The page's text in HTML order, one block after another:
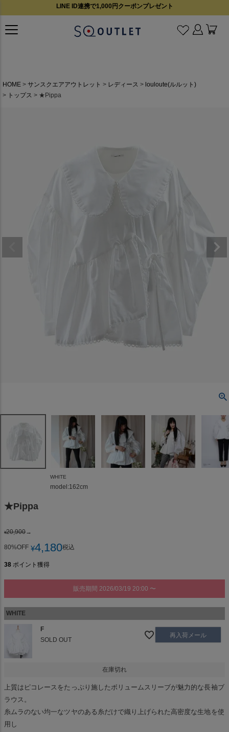
LINE ID連携で1,000円クーポンプレゼント
HOME サンスクエアアウトレット レディース
louloute(ルルット)
トップス
★Pippa
WHITE
model:162cm
★Pippa
¥20,900→
80%OFF ¥4,180税込
38 ポイント獲得
販売期間 2026/03/19 20:00 〜
WHITE
F
SOLD OUT
再入荷メール
在庫切れ
上質はピコレースをたっぷり施したボリュームスリーブが魅力的な長袖ブ
ラウス。
糸ムラのない均一なツヤのある糸だけで織り上げられた高密度な生地を使
用し